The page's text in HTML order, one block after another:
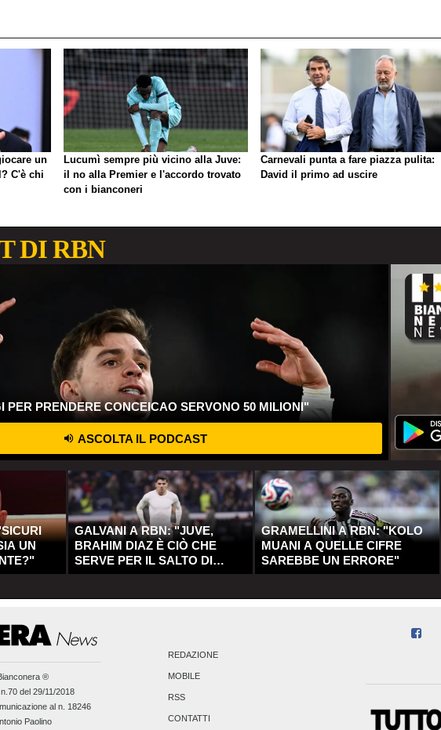
un
C'è chi
Lucumì sempre più vicino alla Juve:
il no alla Premier e l'accordo trovato
con i bianconeri
Carnevali punta a fare piazza pulita:
David il primo ad uscire
DI RBN
PER PRENDERE CONCEICAO SERVONO 50 MILIONI"
ASCOLTA IL PODCAST
UN
GALVANI A RBN: "JUVE,
BRAHIM DIAZ È CIÒ CHE
SERVE PER IL SALTO DI
QUALITÀ"
GRAMELLINI A RBN: "KOLO
MUANI A QUELLE CIFRE
SAREBBE UN ERRORE"
®
del 29/11/2018
al n. 18246
Paolino
REDAZIONE
MOBILE
RSS
CONTATTI